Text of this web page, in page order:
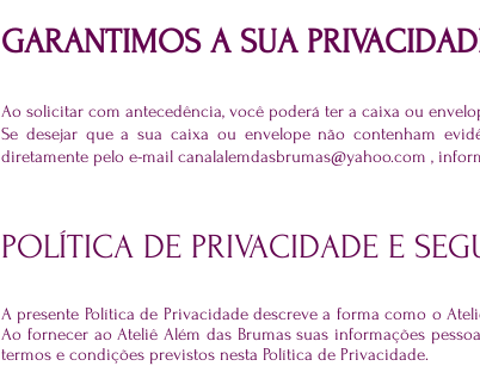
GARANTIMOS A SUA
Ao solicitar com antecedência, você poderá ter a caixa ou
Se desejar que a sua caixa ou envelope não contenham
diretamente pelo e-mail canalalemdasbrumas@yahoo.com ,
POLÍTICA DE PRIVACIDADE E
A presente Política de Privacidade descreve a forma como o
Ao fornecer ao Ateliê Além das Brumas suas informações
termos e condições previstos nesta Política de Privacidade.